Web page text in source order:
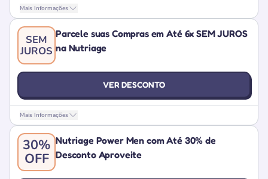
Mais Informações
SEM
JUROS
Parcele suas Compras em Até 6x SEM JUROS
na Nutriage
VER DESCONTO
Mais Informações
30%
OFF
Nutriage Power Men com Até 30% de
Desconto Aproveite